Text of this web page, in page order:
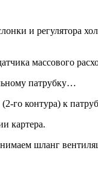
и регулятора
массового
патрубку…
го контура) к
картера.
шланг